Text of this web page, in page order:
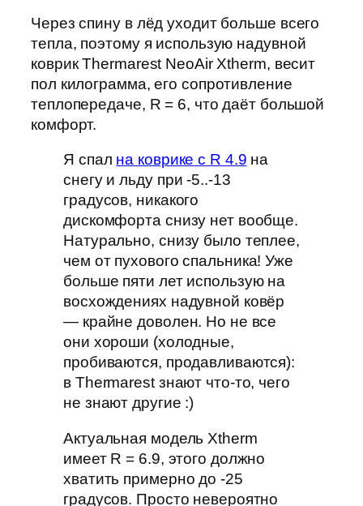
Через спину в лёд уходит больше всего
тепла, поэтому я использую надувной
коврик Thermarest NeoAir Xtherm, весит
пол килограмма, его сопротивление
теплопередаче, R = 6, что даёт большой
комфорт.
Я спал на коврике с R 4.9 на
снегу и льду при -5..-13
градусов, никакого
дискомфорта снизу нет вообще.
Натурально, снизу было теплее,
чем от пухового спальника! Уже
больше пяти лет использую на
восхождениях надувной ковёр
— крайне доволен. Но не все
они хороши (холодные,
пробиваются, продавливаются):
в Thermarest знают что-то, чего
не знают другие :)
Актуальная модель Xtherm
имеет R = 6.9, этого должно
хватить примерно до -25
градусов. Просто невероятно